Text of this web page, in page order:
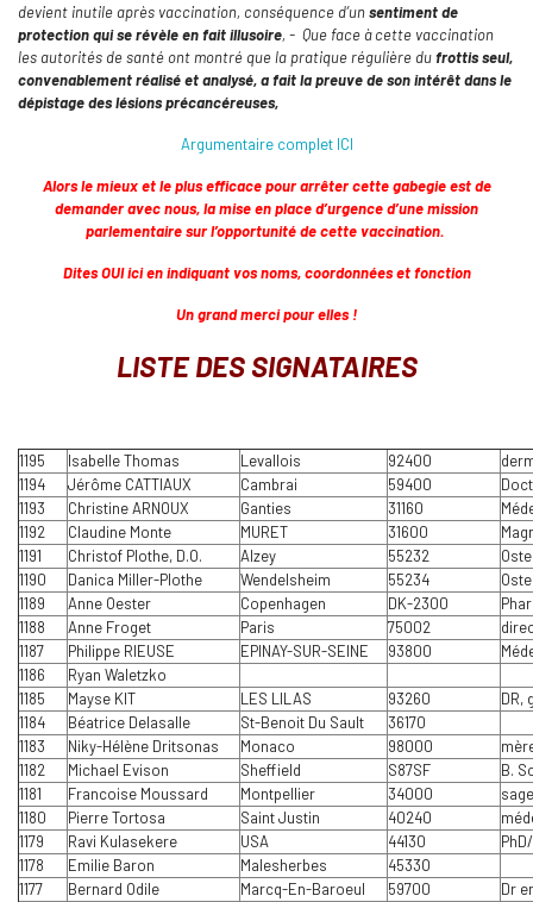
devient inutile après vaccination, conséquence d’unsentiment de
protection qui se révèle en fait illusoire, - Que face à cette vaccination
les autorités de santé ont montré que la pratique régulière dufrottis seul,
convenablement réalisé et analysé, a fait la preuve de son intérêt dans le
dépistage des lésions précancéreuses,
Argumentaire complet ICI
Alors le mieux et le plus efficace pour arrêter cette gabegie est de
demander avec nous, la mise en place d’urgence d’une mission
parlementaire sur l’opportunité de cette vaccination.
Dites OUI ici en indiquant vos noms, coordonnées et fonction
Un grand merci pour elles !
LISTE DES SIGNATAIRES
1195 Isabelle Thomas Levallois 92400
1194
Jérôme CATTIAUX Cambrai 59400
1193
Christine ARNOUX Ganties 31160
1192
Claudine Monte MURET 31600
1191
Christof Plothe, D.O. Alzey 55232
1190
Danica Miller-Plothe Wendelsheim 55234
1189
Anne Oester Copenhagen DK-2300
1188
Anne Froget Paris 75002
1187
Philippe RIEUSE EPINAY-SUR-SEINE 93800
1186
Ryan Waletzko
1185
Mayse KIT LES LILAS 93260
DR,
1184
Béatrice Delasalle St-Benoit Du Sault
36170
1183
Niky-Hélène Dritsonas Monaco 98000
1182
Michael Evison Sheffield S87SF
B.
1181
Francoise Moussard Montpellier 34000
1180
Pierre Tortosa Saint Justin 40240
1179
Ravi Kulasekere USA 44130
1178
Emilie Baron Malesherbes
4533O
1177
Bernard Odile Marcq-En-Baroeul 59700
Dr